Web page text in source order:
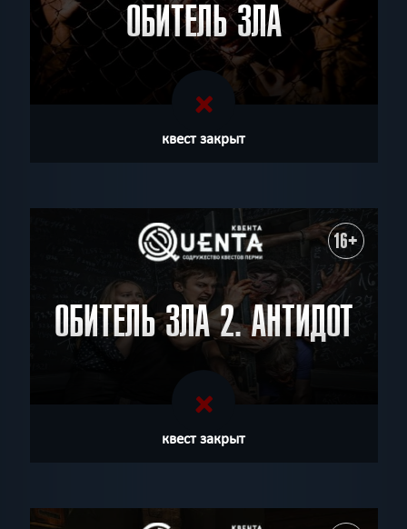
ОБИТЕЛЬ ЗЛА
квест закрыт
16+
ОБИТЕЛЬ ЗЛА 2. АНТИДОТ
квест закрыт